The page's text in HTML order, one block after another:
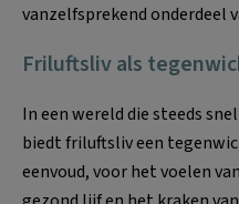
vanzelfsprekend onderdeel
Friluftsliv als
In een wereld die steeds
biedt friluftsliv een
eenvoud, voor het voelen